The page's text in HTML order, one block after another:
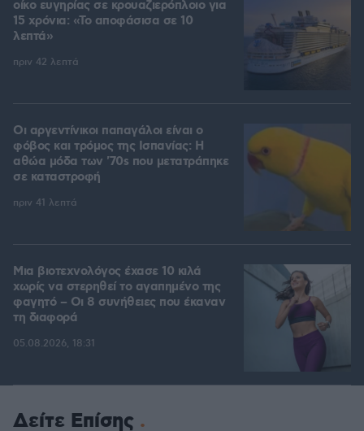
οίκο ευγηρίας σε κρουαζιερόπλοιο για
15 χρόνια: «Το αποφάσισα σε 10
λεπτά»
πριν 42 λεπτά
Οι αργεντίνικοι παπαγάλοι είναι ο
φόβος και τρόμος της Ισπανίας: Η
αθώα μόδα των '70s που μετατράπηκε
σε καταστροφή
πριν 41 λεπτά
Μια βιοτεχνολόγος έχασε 10 κιλά
χωρίς να στερηθεί το αγαπημένο της
φαγητό – Οι 8 συνήθειες που έκαναν
τη διαφορά
05.08.2026, 18:31
Δείτε Επίσης